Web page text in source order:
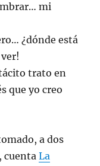
mi
¿dónde está
trato en
que yo creo
a dos
, cuentaLa